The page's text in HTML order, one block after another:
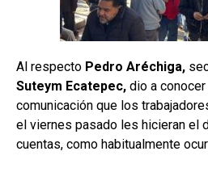
Al respecto Pedro Aréchiga,
Suteym Ecatepec, dio a
comunicación que los
el viernes pasado les hicieran el
cuentas, como habitualmente